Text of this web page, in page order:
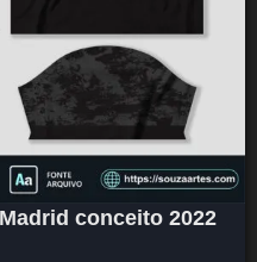
conceito 2022